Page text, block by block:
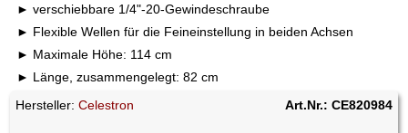
verschiebbare 1/4"-20-Gewindeschraube
Flexible Wellen für die Feineinstellung in beiden Achsen
Maximale Höhe: 114 cm
Länge, zusammengelegt: 82 cm
Hersteller:Celestron Art.Nr.: CE820984